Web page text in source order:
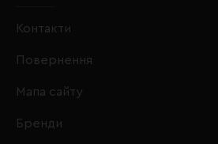
Контакти
Повернення
Мапа сайту
Бренди